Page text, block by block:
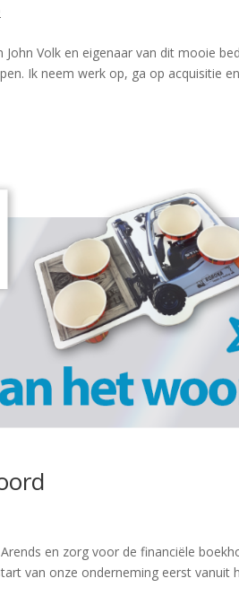
John Volk en eigenaar van dit mooie
Ik neem werk op, ga op acquisitie
en zorg voor de financiële
van onze onderneming eerst vanuit